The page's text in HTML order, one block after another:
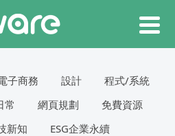
子商務 設計
程式/系統
常 網頁規劃
免費資源
新知 ESG企業永續